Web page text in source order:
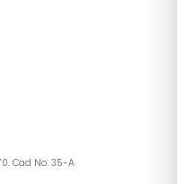
Cad No: 35-A